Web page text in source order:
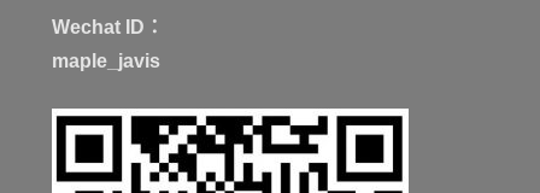
Wechat ID：
maple_javis